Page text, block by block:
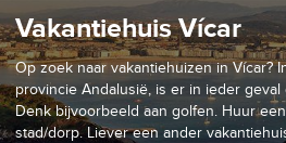
Vakantiehuis Vícar
Op zoek naar vakantiehuizen in Vícar?
provincie Andalusië, is er in ieder
Denk bijvoorbeeld aan golfen. Huur
stad/dorp. Liever een ander